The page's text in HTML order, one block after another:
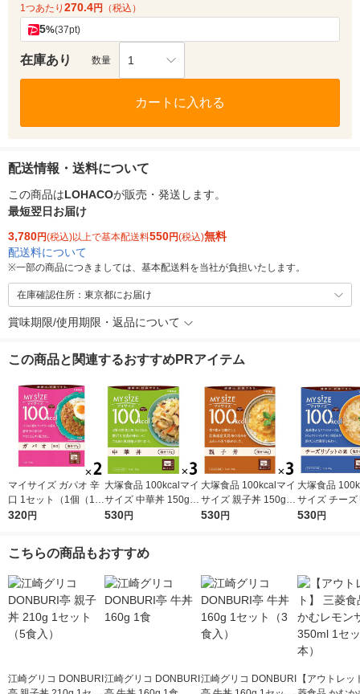
1つあたり 270.4円 （税込）
5%(37pt)
在庫あり 数量 1
カートに入れる
配送情報・送料について
この商品はLOHACOが販売・発送します。
最短翌日お届け
3,780円(税込)以上で基本配送料550円(税込)無料
配送料について
※一部の商品につきましては、基本配送料を当社が負担いたします。
在庫確認住所：東京都にお届け
賞味期限/使用期限・返品について
この商品と関連するおすすめPRアイテム
マイサイズ ガパオ 辛
口 1セット（1個（10
0g）×2） 100kcal
320円
大塚食品 100kcalマイ
サイズ 中華丼 150g 3
個 カロリーコントロ
530円
大塚食品 100kcalマイ
サイズ 親子丼 150g 3
個 カロリーコントロ
530円
大塚食品
サイズ チーズ
トの素86g3個 カロリ
530円
こちらの商品もおすすめ
江崎グリコ DONBURI 江崎グリコ DONBURI 江崎グリコ DONBURI
【アウトレッ